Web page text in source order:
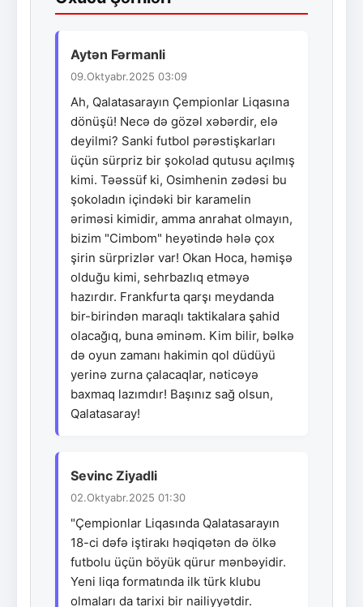
Aytən Fərmanli
09.Oktyabr.2025 03:09
Ah, Qalatasarayın Çempionlar Liqasına
dönüşü! Necə də gözəl xəbərdir, elə
deyilmi? Sanki futbol pərəstişkarları
üçün sürpriz bir şokolad qutusu açılmış
kimi. Təəssüf ki, Osimhenin zədəsi bu
şokoladın içindəki bir karamelin
əriməsi kimidir, amma anrahat olmayın,
bizim "Cimbom" heyətində hələ çox
şirin sürprizlər var! Okan Hoca, həmişə
olduğu kimi, sehrbazlıq etməyə
hazırdır. Frankfurta qarşı meydanda
bir-birindən maraqlı taktikalara şahid
olacağıq, buna əminəm. Kim bilir, bəlkə
də oyun zamanı hakimin qol düdüyü
yerinə zurna çalacaqlar, nəticəyə
baxmaq lazımdır! Başınız sağ olsun,
Qalatasaray!
Sevinc Ziyadli
02.Oktyabr.2025 01:30
"Çempionlar Liqasında Qalatasarayın
18-ci dəfə iştirakı həqiqətən də ölkə
futbolu üçün böyük qürur mənbəyidir.
Yeni liqa formatında ilk türk klubu
olmaları da tarixi bir nailiyyətdir.